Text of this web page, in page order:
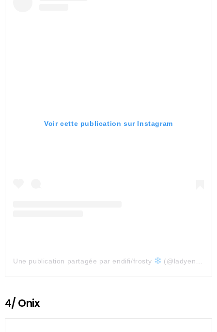
Voir cette publication sur Instagram
Une publication partagée par endifi/frosty (@ladyendifi)
4/ Onix